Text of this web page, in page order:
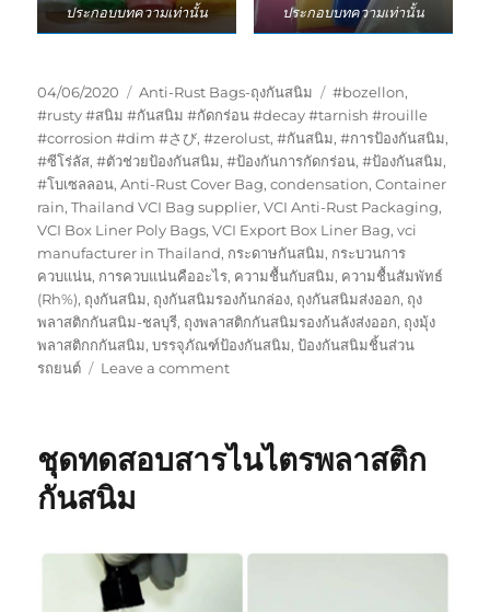
ประกอบบทความเท่านั้น
ประกอบบทความเท่านั้น
Posted
on
04/06/2020 Categories
Anti-Rust Bags-ถุงกันสนิม Tags
#bozellon,
#rusty #สนิม #กันสนิม #กัดกร่อน #decay #tarnish #rouille
#corrosion #dim #さび,#zerolust,#กันสนิม,#การป้องกันสนิม,
#ซีโร่ลัส,#ตัวช่วยป้องกันสนิม,#ป้องกันการกัดกร่อน,#ป้องกันสนิม,
#โบเซลลอน,Anti-Rust Cover Bag,condensation,Container
rain,Thailand VCI Bag supplier,VCI Anti-Rust Packaging,
VCI Box Liner Poly Bags,VCI Export Box Liner Bag,vci
manufacturer in Thailand, กระดาษกันสนิม, กระบวนการ
ควบแน่น, การควบแน่นคืออะไร, ความชื้นกับสนิม, ความชื้นสัมพัทธ์
(Rh%), ถุงกันสนิม, ถุงกันสนิมรองก้นกล่อง, ถุงกันสนิมส่งออก, ถุง
พลาสติกกันสนิม-ชลบุรี, ถุงพลาสติกกันสนิมรองก้นลังส่งออก, ถุงมุ้ง
พลาสติกกกันสนิม,บรรจุภัณฑ์ป้องกันสนิม,ป้องกันสนิมชิ้นส่วน
รถยนต์
Leave a commenton
ถุง
เลือก
ชุดทดสอบสารไนไตรพลาสติก
กันสนิม